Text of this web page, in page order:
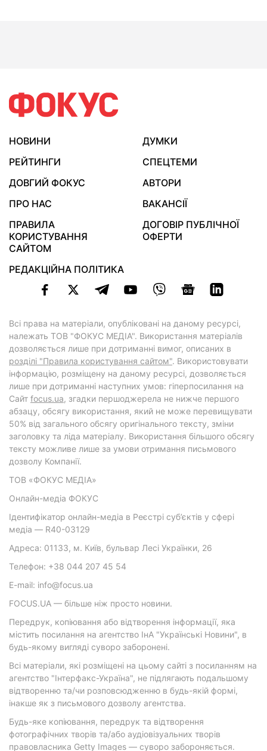
НОВИНИ
ДУМКИ
РЕЙТИНГИ
СПЕЦТЕМИ
ДОВГИЙ ФОКУС
АВТОРИ
ПРО НАС
ВАКАНСІЇ
ПРАВИЛА
КОРИСТУВАННЯ
САЙТОМ
ДОГОВІР ПУБЛІЧНОЇ
ОФЕРТИ
РЕДАКЦІЙНА ПОЛІТИКА
Всі права на матеріали, опубліковані на даному ресурсі,
належать ТОВ "ФОКУС МЕДІА". Використання матеріалів
дозволяється лише при дотриманні вимог, описаних в
розділі "Правила користування сайтом". Використовувати
інформацію, розміщену на даному ресурсі, дозволяється
лише при дотриманні наступних умов: гіперпосилання на
Cайт focus.ua, згадки першоджерела не нижче першого
абзацу, обсягу використання, який не може перевищувати
50% від загального обсягу оригінального тексту, зміни
заголовку та ліда матеріалу. Використання більшого обсягу
тексту можливе лише за умови отримання письмового
дозволу Компанії.
ТОВ «ФОКУС МЕДІА»
Онлайн-медіа ФОКУС
Ідентифікатор онлайн-медіа в Реєстрі суб’єктів у сфері
медіа — R40-03129
Адреса: 01133, м. Київ, бульвар Лесі Українки, 26
Телефон: +38 044 207 45 54
E-mail: info@focus.ua
FOCUS.UA — більше ніж просто новини.
Передрук, копіювання або відтворення інформації, яка
містить посилання на агентство ІнА "Українські Новини", в
будь-якому вигляді суворо заборонені.
Всі матеріали, які розміщені на цьому сайті з посиланням на
агентство "Інтерфакс-Україна", не підлягають подальшому
відтворенню та/чи розповсюдженню в будь-якій формі,
інакше як з письмового дозволу агентства.
Будь-яке копіювання, передрук та відтворення
фотографічних творів та/або аудіовізуальних творів
правовласника Getty Images — суворо забороняється.